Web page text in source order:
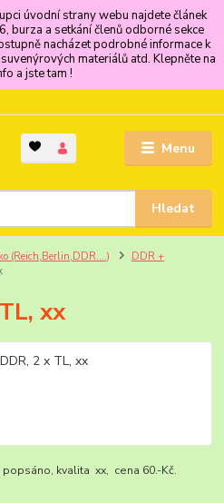
úvodní strany webu najdete článek
burza a setkání členů odborné sekce
nacházet podrobné informace k
materiálů atd. Klepněte na
a jste tam !
Menu
Hledat
(Reich,Berlin,DDR....)
DDR +
xx
popsáno, kvalita xx, cena 60.-Kč.